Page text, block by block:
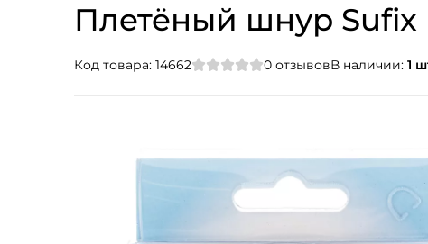
Плетёный шнур Sufix
Код товара: 14662 0 отзывовВ наличии: 1